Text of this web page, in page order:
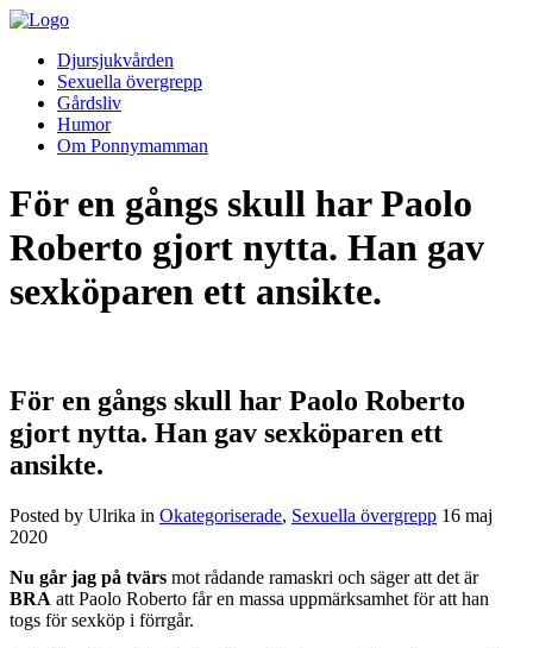
Djursjukvården
Sexuella övergrepp
Gårdsliv
Humor
Om Ponnymamman
För en gångs skull har Paolo
Roberto gjort nytta. Han gav
sexköparen ett ansikte.
För en gångs skull har Paolo Roberto
gjort nytta. Han gav sexköparen ett
ansikte.
Posted by Ulrika in Okategoriserade, Sexuella övergrepp 16 maj
2020
Nu går jag på tvärs mot rådande ramaskri och säger att det är
BRA att Paolo Roberto får en massa uppmärksamhet för att han
togs för sexköp i förrgår.